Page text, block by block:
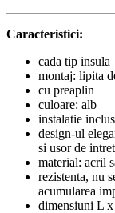
Caracteristici:
cada tip insula
montaj: lipita
cu preaplin
culoare: alb
instalatie
design-ul
si usor de
material: acril
rezistenta, nu
acumularea
dimensiuni L